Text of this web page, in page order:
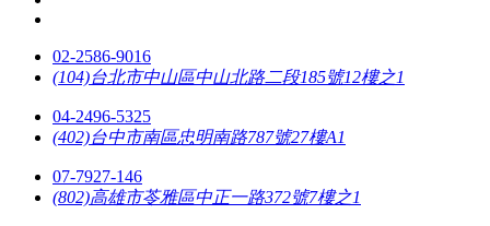
02-2586-9016
(104)台北市中山區中山北路二段185號12樓之1
04-2496-5325
(402)台中市南區忠明南路787號27樓A1
07-7927-146
(802)高雄市苓雅區中正一路372號7樓之1